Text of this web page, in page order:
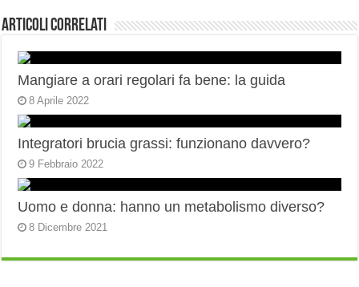
Articoli correlati
Mangiare a orari regolari fa bene: la guida
8 Aprile 2022
Integratori brucia grassi: funzionano davvero?
9 Febbraio 2022
Uomo e donna: hanno un metabolismo diverso?
8 Dicembre 2021